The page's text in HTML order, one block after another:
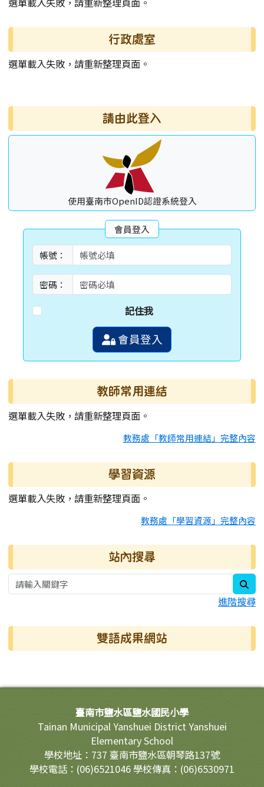
行政處室
選單載入失敗，請重新整理頁面。
右邊區域內容 請由此登入
使用臺南市OpenID認證系統登入
會員登入
帳號：
密碼：
記住我
會員登入
教師常用連結
選單載入失敗，請重新整理頁面。
教務處「教師常用連結」完整內容
學習資源
選單載入失敗，請重新整理頁面。
教務處「學習資源」完整內容
站內搜尋
進階搜尋
雙語成果網站
頁尾區域內容臺南市鹽水區鹽水國民小學
Tainan Municipal Yanshuei District Yanshuei
Elementary School
學校地址：737 臺南市鹽水區朝琴路137號
學校電話：(06)6521046 學校傳真：(06)6530971